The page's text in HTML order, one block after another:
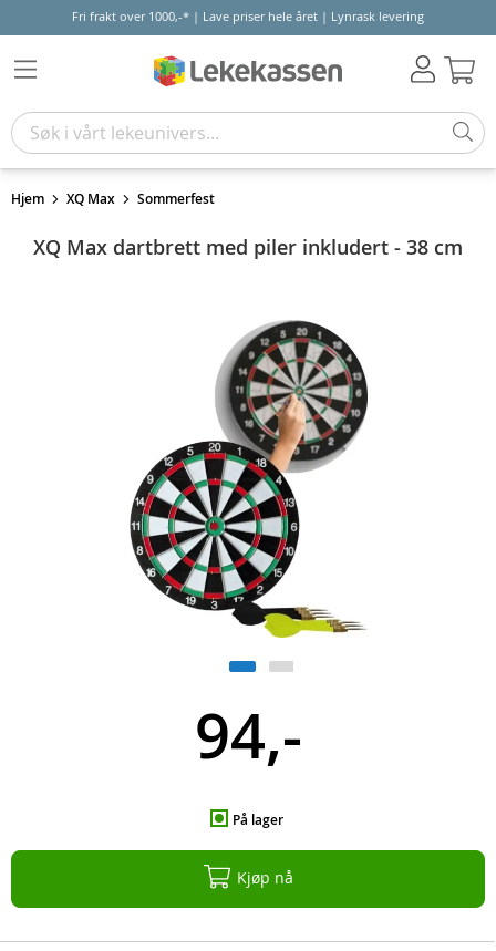
Fri frakt over 1000,-* | Lave priser hele året | Lynrask levering
Hjem XQ Max Sommerfest
XQ Max dartbrett med piler inkludert - 38 cm
94,-
På lager
Kjøp nå